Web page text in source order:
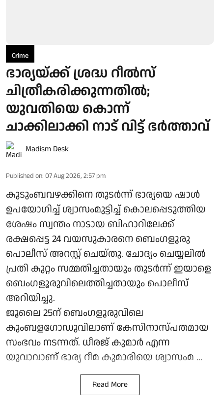
Crime
ഭാര്യയ്ക്ക് ശ്രദ്ധ റീൽസ്
ചിത്രീകരിക്കുന്നതിൽ;
യുവതിയെ കൊന്ന്
ചാക്കിലാക്കി നാട് വിട്ട് ഭർത്താവ്
Madism Desk
Published on: 07 Aug 2026, 2:57 pm
കുടുംബവഴക്കിനെ തുടർന്ന് ഭാര്യയെ ഷാൾ
ഉപയോഗിച്ച് ശ്വാസംമുട്ടിച്ച് കൊലപ്പെടുത്തിയ
ശേഷം സ്വന്തം നാടായ ബിഹാറിലേക്ക്
രക്ഷപ്പെട്ട 24 വയസുകാരനെ ബെംഗളൂരു
പൊലീസ് അറസ്റ്റ് ചെയ്തു. ചോദ്യം ചെയ്യലിൽ
പ്രതി കുറ്റം സമ്മതിച്ചതായും തുടർന്ന് ഇയാളെ
ബെംഗളൂരുവിലെത്തിച്ചതായും പൊലീസ്
അറിയിച്ചു.
ജൂലൈ 25ന് ബെംഗളൂരുവിലെ
കുംബളഗോഡുവിലാണ് കേസിനാസ്പതമായ
സംഭവം നടന്നത്. ധീരജ് കുമാർ എന്ന
യുവാവാണ് ഭാര്യ റീമ കുമാരിയെ ശ്വാസംമ ...
Read More